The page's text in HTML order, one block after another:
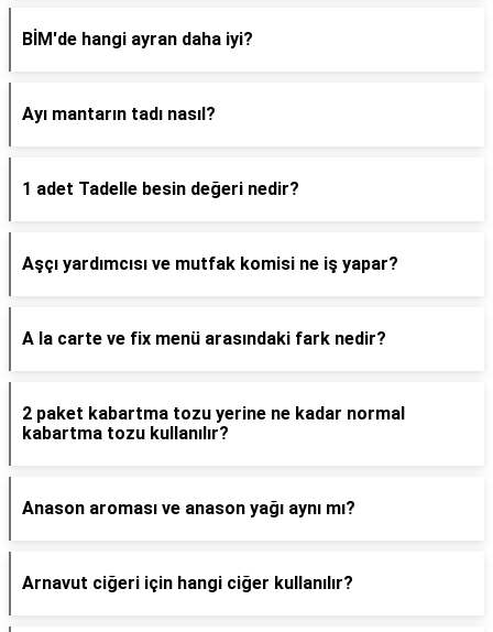
BİM'de hangi ayran daha iyi?
Ayı mantarın tadı nasıl?
1 adet Tadelle besin değeri nedir?
Aşçı yardımcısı ve mutfak komisi ne iş yapar?
A la carte ve fix menü arasındaki fark nedir?
2 paket kabartma tozu yerine ne kadar normal
kabartma tozu kullanılır?
Anason aroması ve anason yağı aynı mı?
Arnavut ciğeri için hangi ciğer kullanılır?